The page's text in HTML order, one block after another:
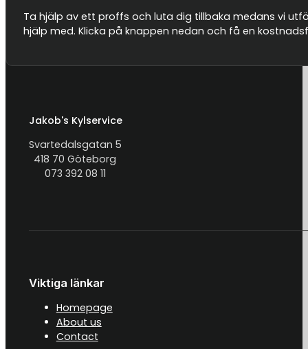
Ta hjälp av ett proffs och luta dig tillbaka medans vi
hjälp med. Klicka på knappen nedan och få en
Jakob's Kylservice
Svartedalsgatan 5
418 70 Göteborg
073 392 08 11
Viktiga länkar
Homepage
About us
Contact